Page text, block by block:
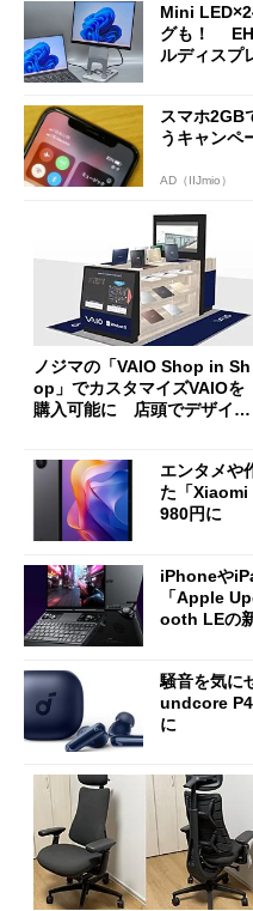
Mini
グも！
ルディスプ
スマホ2GB
うキャンペ
AD（IIJmio）
ノジマの「VAIO Shop in Sh
op」でカスタマイズVAIOを
購入可能に 店頭でデザイン
エンタメや
た「Xiaomi
980円に
iPhoneや
「Apple
ooth LEの
騒音を気に
undcore
に